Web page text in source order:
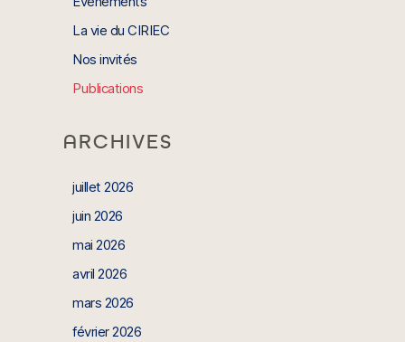
La vie du CIRIEC
Nos invités
Publications
ARCHIVES
juillet 2026
juin 2026
mai 2026
avril 2026
mars 2026
février 2026